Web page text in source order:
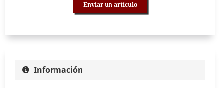
Enviar un artículo
Información